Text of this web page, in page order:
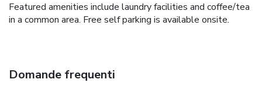
Featured amenities include laundry facilities and coffee/tea
in a common area. Free self parking is available onsite.
Domande frequenti